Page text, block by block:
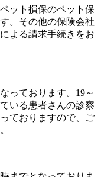
ット損保のペット保
。その他の保険会社
よる請求手続きをお
っております。19～
いる患者さんの診察
ておりますので、ご